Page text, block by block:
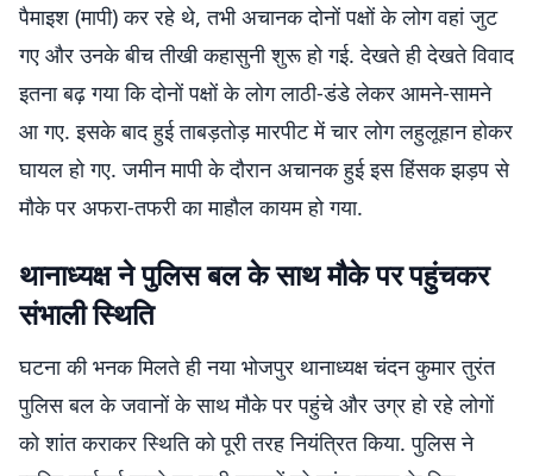
पैमाइश (मापी) कर रहे थे, तभी अचानक दोनों पक्षों के लोग वहां जुट
गए और उनके बीच तीखी कहासुनी शुरू हो गई. देखते ही देखते विवाद
इतना बढ़ गया कि दोनों पक्षों के लोग लाठी-डंडे लेकर आमने-सामने
आ गए. इसके बाद हुई ताबड़तोड़ मारपीट में चार लोग लहुलूहान होकर
घायल हो गए. जमीन मापी के दौरान अचानक हुई इस हिंसक झड़प से
मौके पर अफरा-तफरी का माहौल कायम हो गया.
थानाध्यक्ष ने पुलिस बल के साथ मौके पर पहुंचकर
संभाली स्थिति
घटना की भनक मिलते ही नया भोजपुर थानाध्यक्ष चंदन कुमार तुरंत
पुलिस बल के जवानों के साथ मौके पर पहुंचे और उग्र हो रहे लोगों
को शांत कराकर स्थिति को पूरी तरह नियंत्रित किया. पुलिस ने